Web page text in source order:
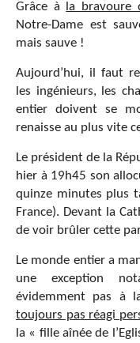
Grâce à la bravoure
Notre-Dame est
mais sauve !
Aujourd’hui, il faut
les ingénieurs, les
entier doivent se
renaisse au plus vite
Le président de la
hier à 19h45 son
quinze minutes plus
France). Devant la
de voir brûler cette
Le monde entier a
une exception
évidemment pas à
toujours pas réagi
la « fille aînée de